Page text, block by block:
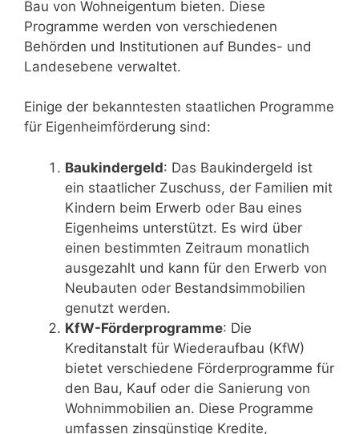
Bau von Wohneigentum bieten. Diese
Programme werden von verschiedenen
Behörden und Institutionen auf Bundes- und
Landesebene verwaltet.
Einige der bekanntesten staatlichen Programme
für Eigenheimförderung sind:
Baukindergeld: Das Baukindergeld ist
ein staatlicher Zuschuss, der Familien mit
Kindern beim Erwerb oder Bau eines
Eigenheims unterstützt. Es wird über
einen bestimmten Zeitraum monatlich
ausgezahlt und kann für den Erwerb von
Neubauten oder Bestandsimmobilien
genutzt werden.
KfW-Förderprogramme: Die
Kreditanstalt für Wiederaufbau (KfW)
bietet verschiedene Förderprogramme für
den Bau, Kauf oder die Sanierung von
Wohnimmobilien an. Diese Programme
umfassen zinsgünstige Kredite,